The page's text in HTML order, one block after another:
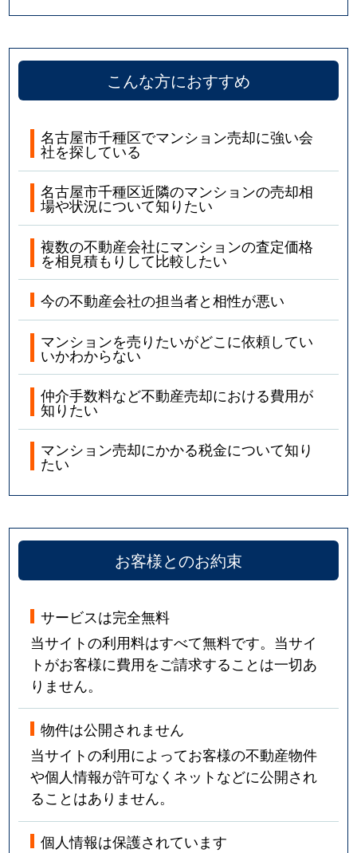
若水
1,900万円
池下
若水
2,300万円 池下
こんな方におすすめ
名古屋市千種区でマンション売却に強い会
社を探している
名古屋市千種区近隣のマンションの売却相
場や状況について知りたい
複数の不動産会社にマンションの査定価格
を相見積もりして比較したい
今の不動産会社の担当者と相性が悪い
マンションを売りたいがどこに依頼してい
いかわからない
仲介手数料など不動産売却における費用が
知りたい
マンション売却にかかる税金について知り
たい
お客様とのお約束
サービスは完全無料
当サイトの利用料はすべて無料です。当サイ
トがお客様に費用をご請求することは一切あ
りません。
物件は公開されません
当サイトの利用によってお客様の不動産物件
や個人情報が許可なくネットなどに公開され
ることはありません。
個人情報は保護されています